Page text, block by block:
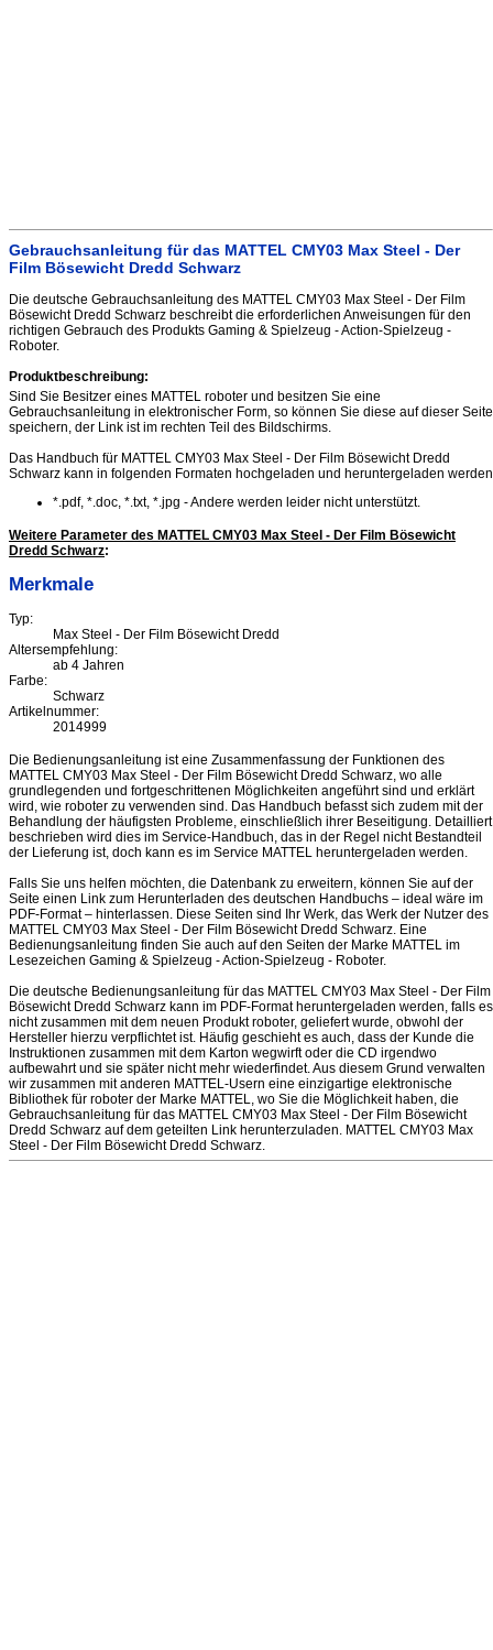
Gebrauchsanleitung für das MATTEL CMY03 Max Steel - Der
Film Bösewicht Dredd Schwarz
Die deutsche Gebrauchsanleitung des MATTEL CMY03 Max Steel - Der Film
Bösewicht Dredd Schwarz beschreibt die erforderlichen Anweisungen für den
richtigen Gebrauch des Produkts Gaming & Spielzeug - Action-Spielzeug -
Roboter.
Produktbeschreibung:
Sind Sie Besitzer eines MATTEL roboter und besitzen Sie eine
Gebrauchsanleitung in elektronischer Form, so können Sie diese auf dieser Seite
speichern, der Link ist im rechten Teil des Bildschirms.
Das Handbuch für MATTEL CMY03 Max Steel - Der Film Bösewicht Dredd
Schwarz kann in folgenden Formaten hochgeladen und heruntergeladen werden
*.pdf, *.doc, *.txt, *.jpg - Andere werden leider nicht unterstützt.
Weitere Parameter des MATTEL CMY03 Max Steel - Der Film Bösewicht
Dredd Schwarz:
Merkmale
Typ:
Max Steel - Der Film Bösewicht Dredd
Altersempfehlung:
ab 4 Jahren
Farbe:
Schwarz
Artikelnummer:
2014999
Die Bedienungsanleitung ist eine Zusammenfassung der Funktionen des
MATTEL CMY03 Max Steel - Der Film Bösewicht Dredd Schwarz, wo alle
grundlegenden und fortgeschrittenen Möglichkeiten angeführt sind und erklärt
wird, wie roboter zu verwenden sind. Das Handbuch befasst sich zudem mit der
Behandlung der häufigsten Probleme, einschließlich ihrer Beseitigung. Detailliert
beschrieben wird dies im Service-Handbuch, das in der Regel nicht Bestandteil
der Lieferung ist, doch kann es im Service MATTEL heruntergeladen werden.
Falls Sie uns helfen möchten, die Datenbank zu erweitern, können Sie auf der
Seite einen Link zum Herunterladen des deutschen Handbuchs – ideal wäre im
PDF-Format – hinterlassen. Diese Seiten sind Ihr Werk, das Werk der Nutzer des
MATTEL CMY03 Max Steel - Der Film Bösewicht Dredd Schwarz. Eine
Bedienungsanleitung finden Sie auch auf den Seiten der Marke MATTEL im
Lesezeichen Gaming & Spielzeug - Action-Spielzeug - Roboter.
Die deutsche Bedienungsanleitung für das MATTEL CMY03 Max Steel - Der Film
Bösewicht Dredd Schwarz kann im PDF-Format heruntergeladen werden, falls es
nicht zusammen mit dem neuen Produkt roboter, geliefert wurde, obwohl der
Hersteller hierzu verpflichtet ist. Häufig geschieht es auch, dass der Kunde die
Instruktionen zusammen mit dem Karton wegwirft oder die CD irgendwo
aufbewahrt und sie später nicht mehr wiederfindet. Aus diesem Grund verwalten
wir zusammen mit anderen MATTEL-Usern eine einzigartige elektronische
Bibliothek für roboter der Marke MATTEL, wo Sie die Möglichkeit haben, die
Gebrauchsanleitung für das MATTEL CMY03 Max Steel - Der Film Bösewicht
Dredd Schwarz auf dem geteilten Link herunterzuladen. MATTEL CMY03 Max
Steel - Der Film Bösewicht Dredd Schwarz.